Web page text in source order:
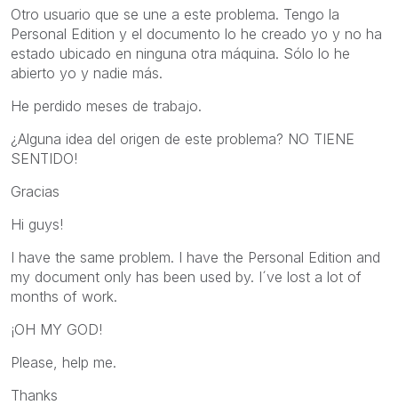
Otro usuario que se une a este problema. Tengo la
Personal Edition y el documento lo he creado yo y no ha
estado ubicado en ninguna otra máquina. Sólo lo he
abierto yo y nadie más.
He perdido meses de trabajo.
¿Alguna idea del origen de este problema? NO TIENE
SENTIDO!
Gracias
Hi guys!
I have the same problem. I have the Personal Edition and
my document only has been used by. I´ve lost a lot of
months of work.
¡OH MY GOD!
Please, help me.
Thanks